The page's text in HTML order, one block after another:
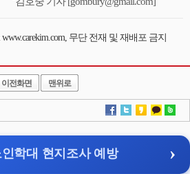
무단 전재 및 재배포 금지
이전화면 맨위로
인학대 현지조사 예방 ›